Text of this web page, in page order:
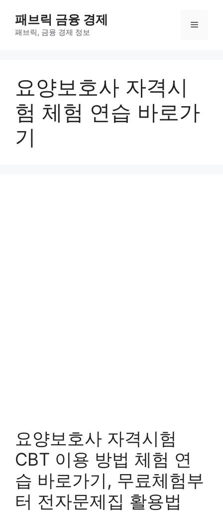
패브릭 금융 경제
패브릭, 금융 경제 정보
메
요양보호사 자격시
험 체험 연습 바로가
기
요양보호사 자격시험
CBT 이용 방법 체험 연
습 바로가기, 무료체험부
터 전자문제집 활용법